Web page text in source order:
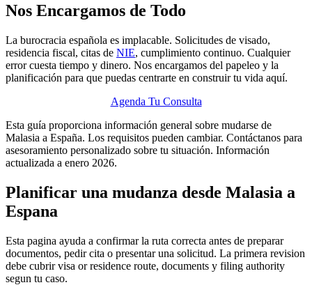
Nos Encargamos de Todo
La burocracia española es implacable. Solicitudes de visado,
residencia fiscal, citas de NIE, cumplimiento continuo. Cualquier
error cuesta tiempo y dinero. Nos encargamos del papeleo y la
planificación para que puedas centrarte en construir tu vida aquí.
Agenda Tu Consulta
Esta guía proporciona información general sobre mudarse de
Malasia a España. Los requisitos pueden cambiar. Contáctanos para
asesoramiento personalizado sobre tu situación. Información
actualizada a enero 2026.
Planificar una mudanza desde Malasia a
Espana
Esta pagina ayuda a confirmar la ruta correcta antes de preparar
documentos, pedir cita o presentar una solicitud. La primera revision
debe cubrir visa or residence route, documents y filing authority
segun tu caso.